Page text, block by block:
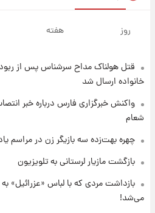
شوید+ فیلم
۶ ساعت پیش
قیمت محصولات
۱۷ مرداد ۱۴۰۵
۲۰ ساعت پیش
روز هفته
قتل هولناک مداح سرشناس پس از
خانواده ارسال شد
واکنش خبرگزاری فارس درباره خبر
شعام
چهره بهت‌زده سه بازیگر زن در مراسم
بازگشت مازیار لرستانی به تلویزیون
بازداشت مردی که با لباس «عزرائیل»
می‌شد!